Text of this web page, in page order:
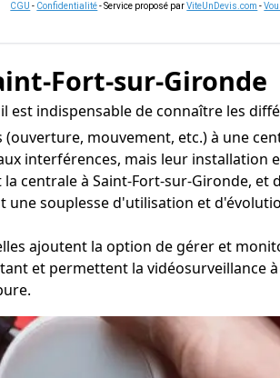
CGU - Confidentialité- Service proposé parViteUnDevis.com -
Fort-sur-Gironde
indispensable de connaître les
mouvement, etc.) à une
interférences, mais leur installation
centrale à Saint-Fort-sur-Gironde, et
souplesse d'utilisation et
ajoutent la option de gérer et
et permettent la vidéosurveillance